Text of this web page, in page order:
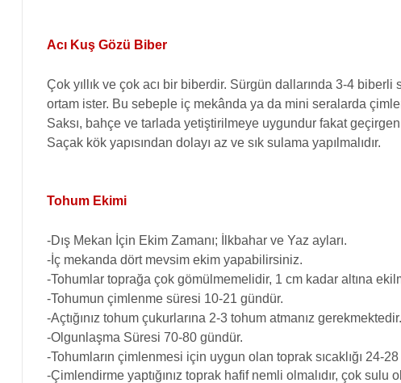
Acı Kuş Gözü Biber
Çok yıllık ve çok acı bir biberdir. Sürgün dallarında 3-4
ortam ister. Bu sebeple iç mekânda ya da mini seralarda
Saksı, bahçe ve tarlada yetiştirilmeye uygundur fakat
Saçak kök yapısından dolayı az ve sık sulama yapılmalıdır.
Tohum Ekimi
-Dış Mekan İçin Ekim Zamanı; İlkbahar ve Yaz ayları.
-İç mekanda dört mevsim ekim yapabilirsiniz.
-Tohumlar toprağa çok gömülmemelidir, 1 cm kadar altına
-Tohumun çimlenme süresi 10-21 gündür.
-Açtığınız tohum çukurlarına 2-3 tohum atmanız gerekmektedir.
-Olgunlaşma Süresi 70-80 gündür.
-Tohumların çimlenmesi için uygun olan toprak sıcaklığı 24-
-Çimlendirme yaptığınız toprak hafif nemli olmalıdır, çok sulu